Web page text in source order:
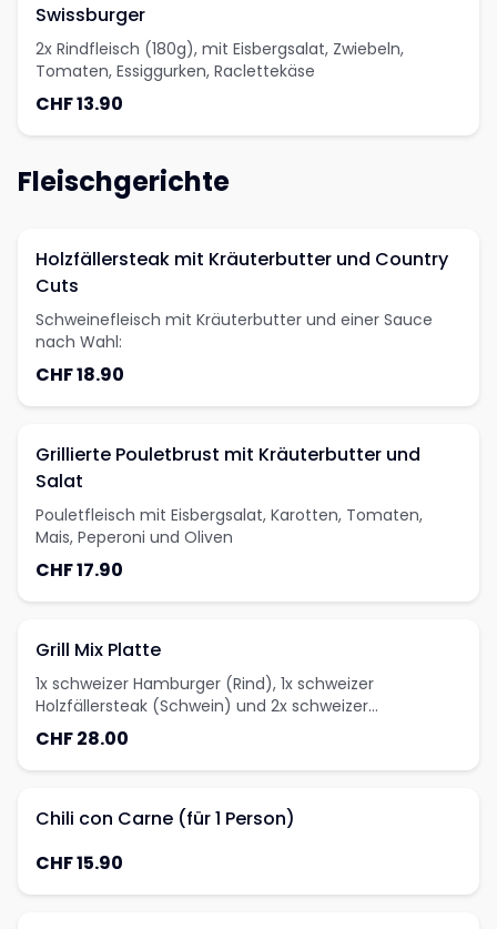
Swissburger
2x Rindfleisch (180g), mit Eisbergsalat, Zwiebeln,
Tomaten, Essiggurken, Raclettekäse
CHF 13.90
Fleischgerichte
Holzfällersteak mit Kräuterbutter und Country
Cuts
Schweinefleisch mit Kräuterbutter und einer Sauce
nach Wahl:
CHF 18.90
Grillierte Pouletbrust mit Kräuterbutter und
Salat
Pouletfleisch mit Eisbergsalat, Karotten, Tomaten,
Mais, Peperoni und Oliven
CHF 17.90
Grill Mix Platte
1x schweizer Hamburger (Rind), 1x schweizer
Holzfällersteak (Schwein) und 2x schweizer
Chickenwings (mariniertes Pouletfleisch)mit Country
Cuts
CHF 28.00
Chili con Carne (für 1 Person)
CHF 15.90